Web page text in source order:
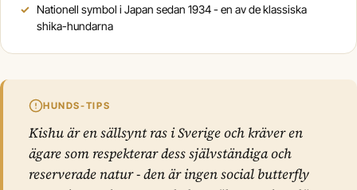
Nationell symbol i Japan sedan 1934 - en av de klassiska
shika-hundarna
HUNDS-TIPS
Kishu är en sällsynt ras i Sverige och kräver en
ägare som respekterar dess självständiga och
reserverade natur - den är ingen social butterfly